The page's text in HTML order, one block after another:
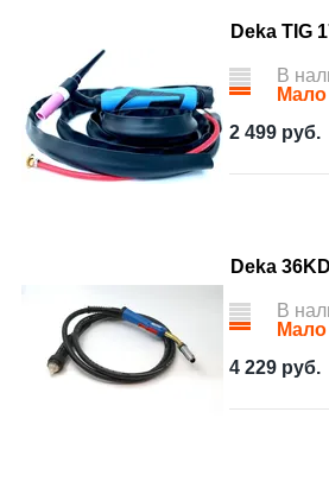
Deka TIG
В
Мало
2 499 руб.
Deka
В
Мало
4 229 руб.